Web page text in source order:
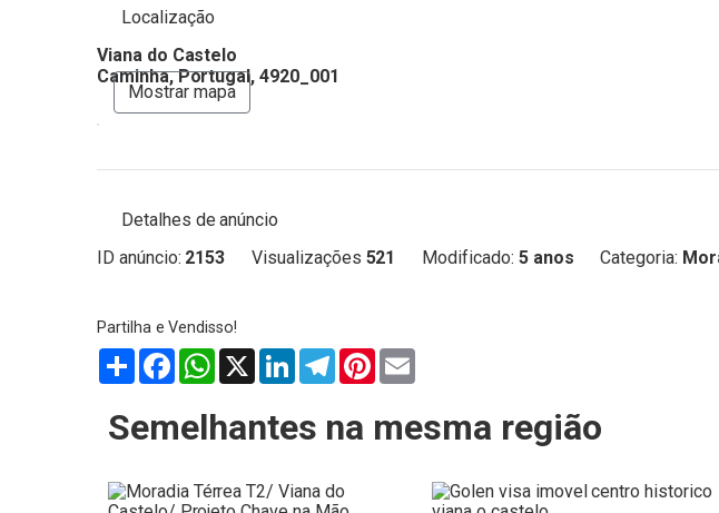
Localização
Viana do Castelo
Caminha, Portugal, 4920_001
Mostrar mapa
Detalhes de anúncio
ID anúncio: 2153 Visualizações 521 Modificado: 5 anos Categoria:
PartilharFacebookWhatsApp
X LinkedInTelegramPinterest
Semelhantes na mesma região